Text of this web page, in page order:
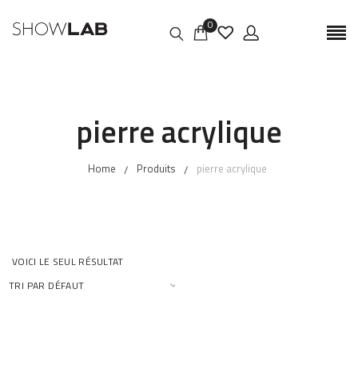
0
pierre acrylique
Home Produits pierre acrylique
VOICI LE SEUL RÉSULTAT